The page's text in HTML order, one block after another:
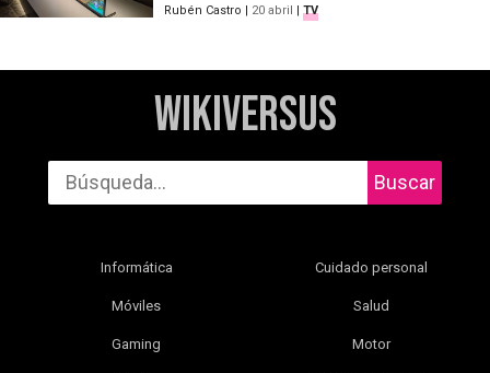
Rubén Castro 20 abril TV
WikiVersus
Buscar
Informática
Móviles
Gaming
Cuidado personal
Salud
Motor